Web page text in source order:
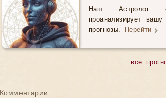
Наш Астролог с
проанализирует
прогнозы. Перейти
все
Комментарии: